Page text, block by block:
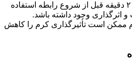
را ۱۵ الی ۲۰ دقیقه قبل از شروع رابطه استفاده
اثرگذاری وجود داشته باشد.
ممکن است تأثیرگذاری کرم را کاهش